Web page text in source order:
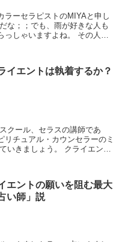
ラーセラピストのMIYAと申し
な；；でも、雨が好きな人も
しゃいますよね。 その人に
イエントは執着するか？
クール、セラスの講師であ
リチュアル・カウンセラーのミ
いきましょう。 クライエント
エントの願いを阻む最大
い師」説